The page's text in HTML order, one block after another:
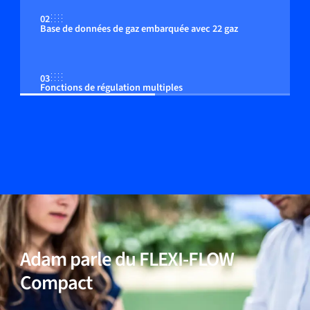
02
Base de données de gaz embarquée avec 22 gaz
03
Fonctions de régulation multiples
05
Multi-paramètres, débit, pression et température
06
Large plage de débit dynamique
Adam parle du FLEXI-FLOW
Compact